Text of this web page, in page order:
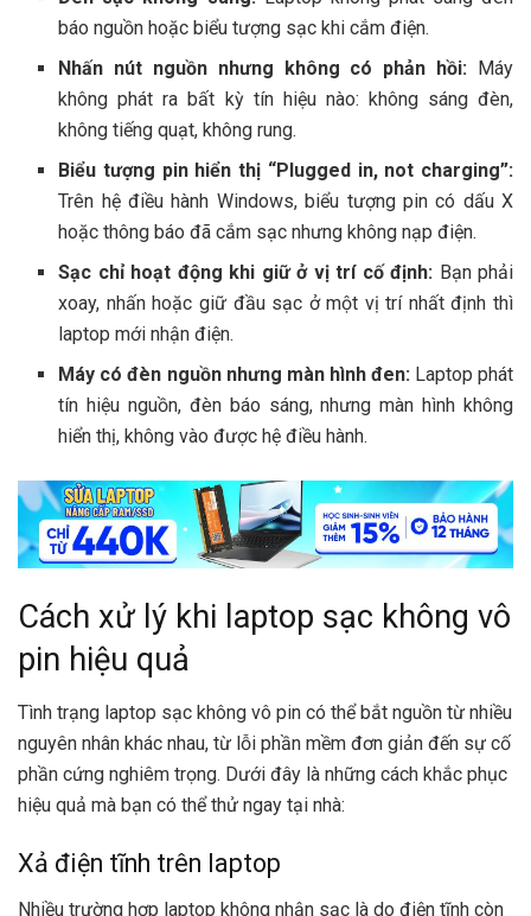
báo nguồn hoặc biểu tượng sạc khi cắm điện.
Nhấn nút nguồn nhưng không có phản hồi: Máy
không phát ra bất kỳ tín hiệu nào: không sáng đèn,
không tiếng quạt, không rung.
Biểu tượng pin hiển thị “Plugged in, not charging”:
Trên hệ điều hành Windows, biểu tượng pin có dấu X
hoặc thông báo đã cắm sạc nhưng không nạp điện.
Sạc chỉ hoạt động khi giữ ở vị trí cố định: Bạn phải
xoay, nhấn hoặc giữ đầu sạc ở một vị trí nhất định thì
laptop mới nhận điện.
Máy có đèn nguồn nhưng màn hình đen:Laptop phát
tín hiệu nguồn, đèn báo sáng, nhưng màn hình không
hiển thị, không vào được hệ điều hành.
Cách xử lý khi laptop sạc không vô
pin hiệu quả
Tình trạng laptop sạc không vô pin có thể bắt nguồn từ nhiều
nguyên nhân khác nhau, từ lỗi phần mềm đơn giản đến sự cố
phần cứng nghiêm trọng. Dưới đây là những cách khắc phục
hiệu quả mà bạn có thể thử ngay tại nhà:
Xả điện tĩnh trên laptop
Nhiều trường hợp laptop không nhận sạc là do điện tĩnh còn